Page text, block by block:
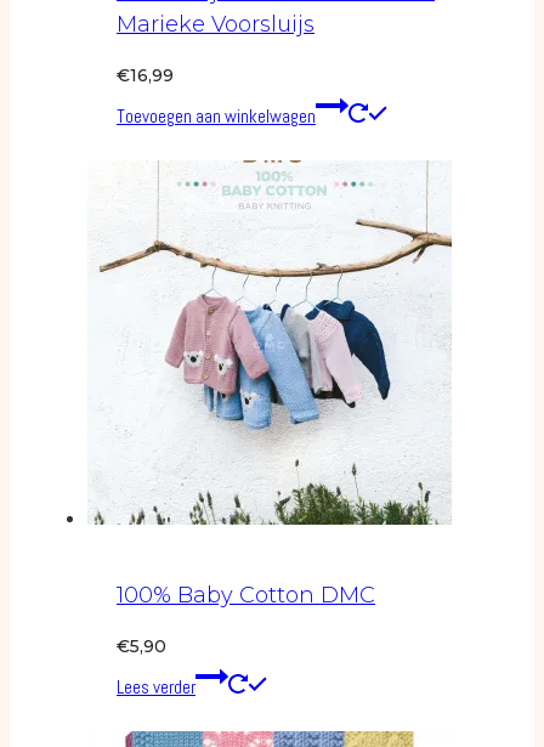
Marieke Voorsluijs
€16,99
Toevoegen aan winkelwagen
100% Baby Cotton DMC
€5,90
Lees verder